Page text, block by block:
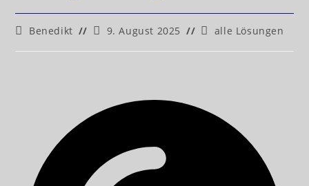
Benedikt 9. August 2025 alle Lösungen